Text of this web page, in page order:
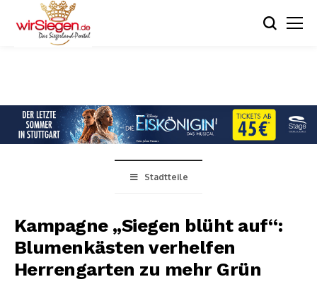
Stadtteile
Kampagne „Siegen blüht auf“:
Blumenkästen verhelfen
Herrengarten zu mehr Grün